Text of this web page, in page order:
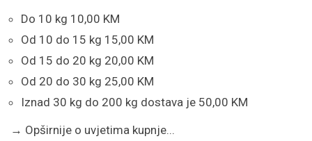
Do 10 kg 10,00 KM
Od 10 do 15 kg 15,00 KM
Od 15 do 20 kg 20,00 KM
Od 20 do 30 kg 25,00 KM
Iznad 30 kg do 200 kg dostava je 50,00 KM
→ Opširnije o uvjetima kupnje...